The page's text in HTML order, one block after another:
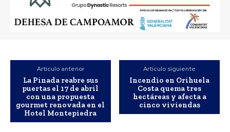
Artículo anterior
La Pinada reabre sus
puertas el 17 de abril
con una propuesta
gourmet renovada en el
Hotel Montepiedra
Artículo siguiente
Incendio en Orihuela
Costa quema tres
hectáreas y afecta a
cinco viviendas